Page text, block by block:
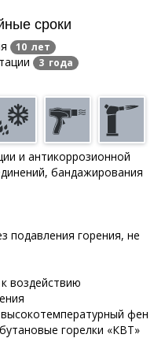
сроки
10 лет
3 года
и антикоррозионной
бандажирования
подавления горения, не
воздействию
фен
горелки «КВТ»